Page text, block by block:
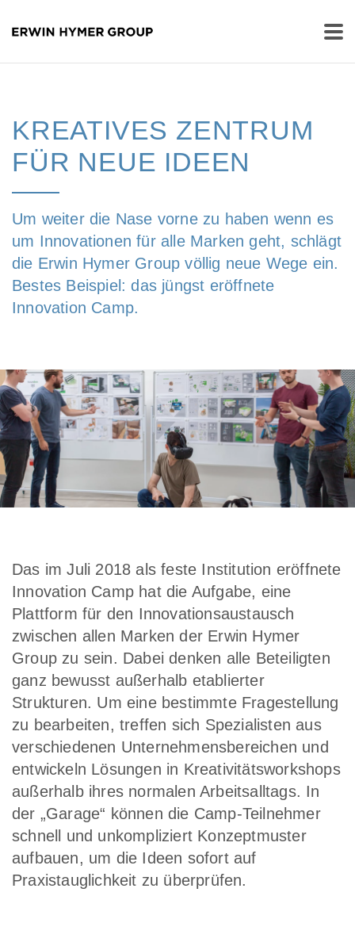
KREATIVES ZENTRUM
FÜR NEUE IDEEN
Um weiter die Nase vorne zu haben wenn es
um Innovationen für alle Marken geht, schlägt
die Erwin Hymer Group völlig neue Wege ein.
Bestes Beispiel: das jüngst eröffnete
Innovation Camp.
Das im Juli 2018 als feste Institution eröffnete
Innovation Camp hat die Aufgabe, eine
Plattform für den Innovationsaustausch
zwischen allen Marken der Erwin Hymer
Group zu sein. Dabei denken alle Beteiligten
ganz bewusst außerhalb etablierter
Strukturen. Um eine bestimmte Fragestellung
zu bearbeiten, treffen sich Spezialisten aus
verschiedenen Unternehmensbereichen und
entwickeln Lösungen in Kreativitätsworkshops
außerhalb ihres normalen Arbeitsalltags. In
der „Garage“ können die Camp-Teilnehmer
schnell und unkompliziert Konzeptmuster
aufbauen, um die Ideen sofort auf
Praxistauglichkeit zu überprüfen.